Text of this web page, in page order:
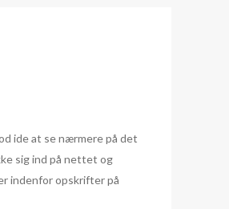
ide at se nærmere på det
sig ind på nettet og
indenfor opskrifter på